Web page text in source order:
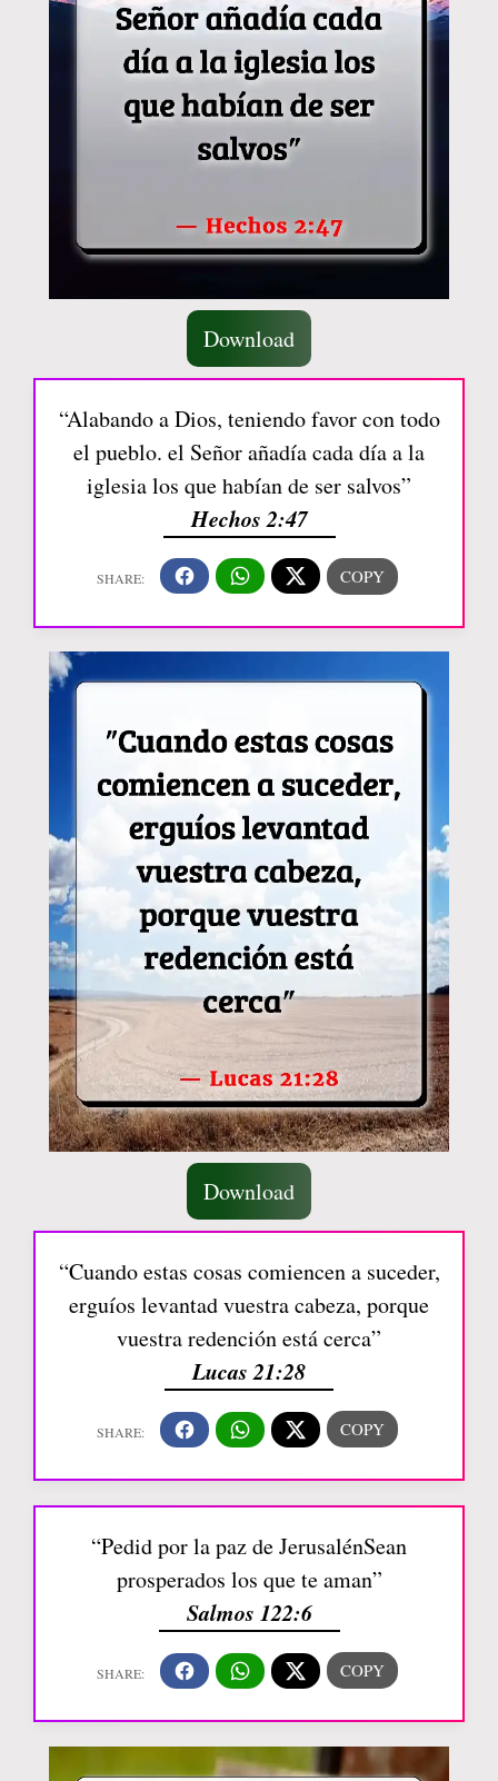
Download
“Alabando a Dios, teniendo favor con todo
el pueblo. el Señor añadía cada día a la
iglesia los que habían de ser salvos”
Hechos 2:47
Download
“Cuando estas cosas comiencen a suceder,
erguíos levantad vuestra cabeza, porque
vuestra redención está cerca”
Lucas 21:28
“Pedid por la paz de JerusalénSean
prosperados los que te aman”
Salmos 122:6